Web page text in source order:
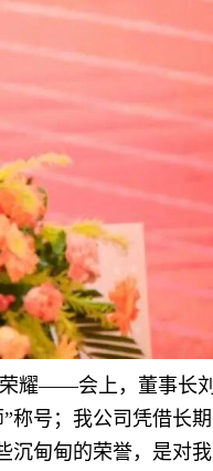
耀——会上，董事长刘
称号；我公司凭借长期
沉甸甸的荣誉，是对我